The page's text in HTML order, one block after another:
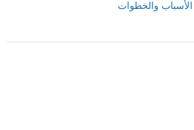
والخطوات